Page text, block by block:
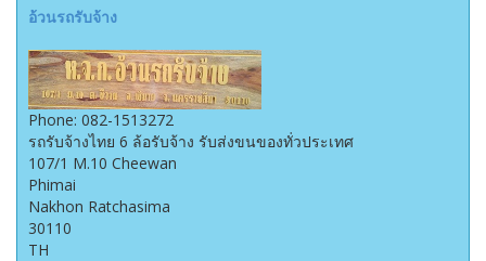
อ้วนรถรับจ้าง
Phone: 082-1513272
รถรับจ้างไทย 6 ล้อรับจ้าง รับส่งขนของทั่วประเทศ
107/1 M.10 Cheewan
Phimai
Nakhon Ratchasima
30110
TH